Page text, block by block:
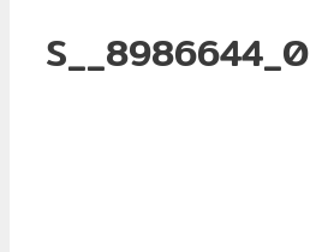
S__8986644_0